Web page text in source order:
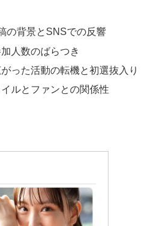
の背景とSNSでの反響
人数のばらつき
った活動の転機と初選抜入り
ルとファンとの関係性